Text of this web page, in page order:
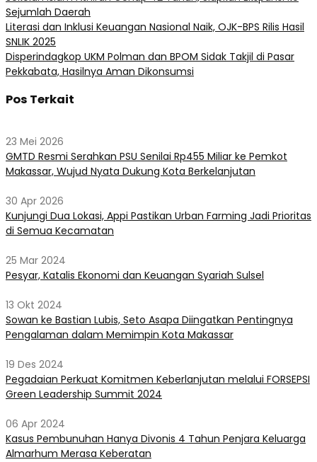
Sejumlah Daerah
Literasi dan Inklusi Keuangan Nasional Naik, OJK-BPS Rilis Hasil
SNLIK 2025
Disperindagkop UKM Polman dan BPOM Sidak Takjil di Pasar
Pekkabata, Hasilnya Aman Dikonsumsi
Pos Terkait
23 Mei 2026
GMTD Resmi Serahkan PSU Senilai Rp455 Miliar ke Pemkot
Makassar, Wujud Nyata Dukung Kota Berkelanjutan
30 Apr 2026
Kunjungi Dua Lokasi, Appi Pastikan Urban Farming Jadi Prioritas
di Semua Kecamatan
25 Mar 2024
Pesyar, Katalis Ekonomi dan Keuangan Syariah Sulsel
13 Okt 2024
Sowan ke Bastian Lubis, Seto Asapa Diingatkan Pentingnya
Pengalaman dalam Memimpin Kota Makassar
19 Des 2024
Pegadaian Perkuat Komitmen Keberlanjutan melalui FORSEPSI
Green Leadership Summit 2024
06 Apr 2024
Kasus Pembunuhan Hanya Divonis 4 Tahun Penjara Keluarga
Almarhum Merasa Keberatan